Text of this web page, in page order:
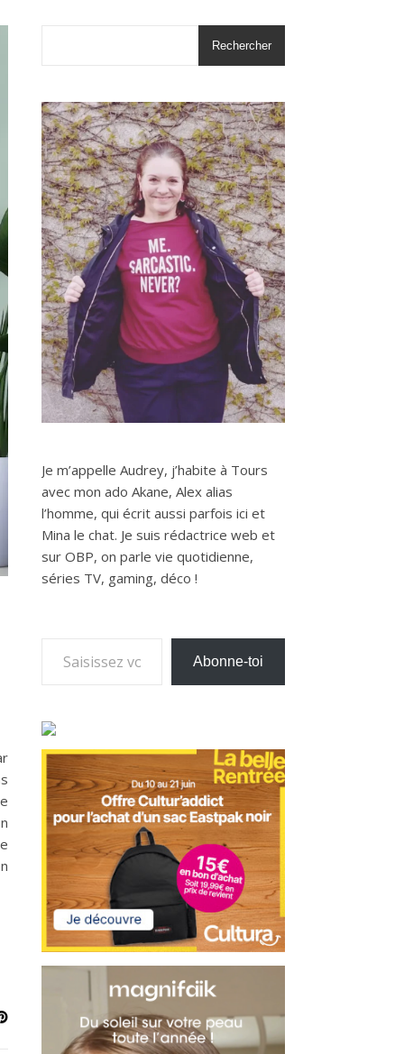
Rechercher
Je m’appelle Audrey, j’habite à Tours
avec mon ado Akane, Alex alias
l’homme, qui écrit aussi parfois ici et
Mina le chat. Je suis rédactrice web et
sur OBP, on parle vie quotidienne,
séries TV, gaming, déco !
Saisissez votre adresse e-mail…
Abonne-toi